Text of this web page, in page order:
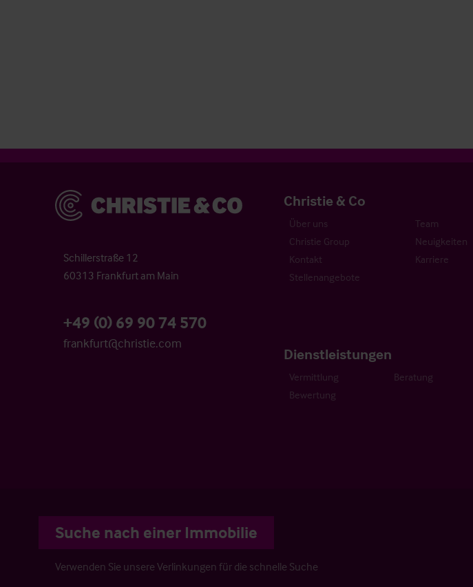
Christie & Co
Schillerstraße 12
60313 Frankfurt am Main
+49 (0) 69 90 74 570
frankfurt@christie.com
Christie & Co
Über uns
Team
Christie Group
Neuigkeiten
Kontakt
Karriere
Stellenangebote
Dienstleistungen
Vermittlung
Beratung
Bewertung
Suche nach einer Immobilie
Verwenden Sie unsere Verlinkungen für die schnelle Suche